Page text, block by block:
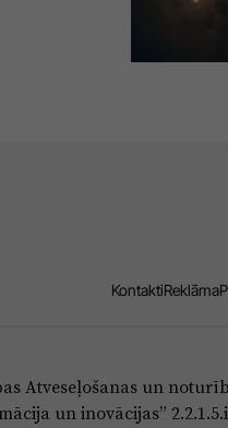
KontaktiReklāma
Atveseļošanas un
un inovācijas”